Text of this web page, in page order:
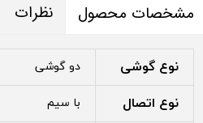
مشخصات محصول نظرات
نوع گوشی دو گوشی
نوع اتصال با سیم